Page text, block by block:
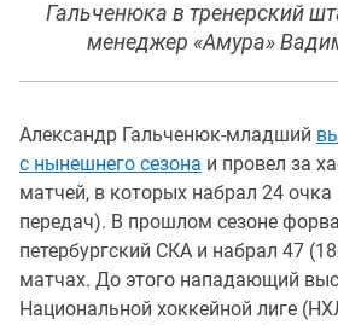
Гальченюка в тренерский
менеджер «Амура»
Александр Гальченюк-младший
с нынешнего сезона и провел за
матчей, в которых набрал 24
передач). В прошлом сезоне
петербургский СКА и набрал 47
матчах. До этого нападающий
Национальной хоккейной лиге